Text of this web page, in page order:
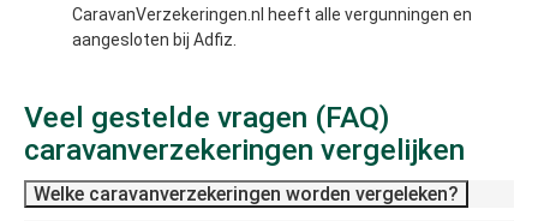
CaravanVerzekeringen.nl heeft alle vergunningen en
aangesloten bij Adfiz.
Veel gestelde vragen (FAQ)
caravanverzekeringen vergelijken
Welke caravanverzekeringen worden vergeleken?